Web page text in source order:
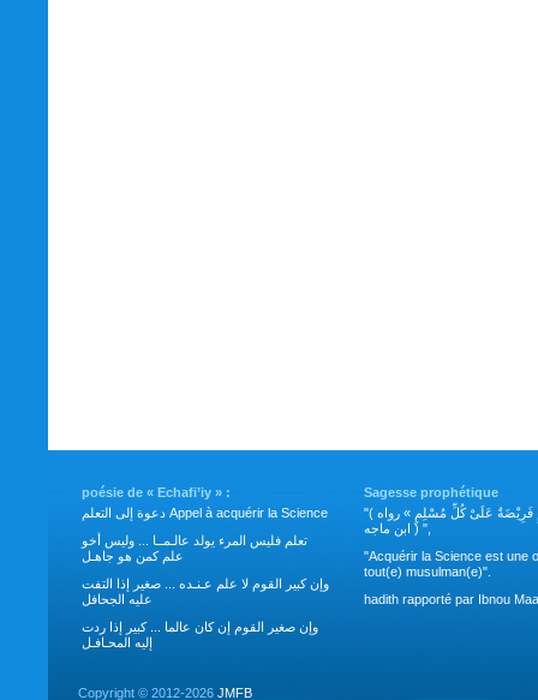
poésie de « Echafi’iy » :
دعوة إلى التعلم Appel à acquérir la Science
تعلم فليس المرء يولد عالـمــا ... وليس أخو
علم كمن هو جاهـل
وإن كبير القوم لا علم عـنـده ... صغير إذا التفت
عليه الجحافل
وإن صغير القوم إن كان عالما ... كبير إذا ردت
إليه المحـافـل
Sagesse prophétique
"( طَلَبُ العِلْمِ فَرِيْضَةٌ عَلَىْ كُلِّ مُسْلِمٍ » رواه
ابن ماجه ) ",
"Acquérir la Science est une
tout(e) musulman(e)".
hadith rapporté par Ibnou
Copyright © 2012-2026 JMFB